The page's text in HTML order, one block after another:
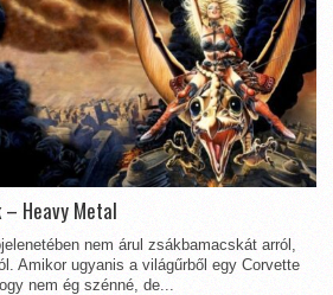
Heavy Metal
nem árul zsákbamacskát arról,
Amikor ugyanis a világűrből egy Corvette
nem ég szénné, de...